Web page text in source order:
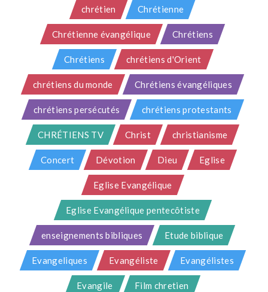
chrétien Chrétienne
Chrétienne évangélique Chrétiens
Chrétiens chrétiens d'Orient
chrétiens du monde Chrétiens évangéliques
chrétiens persécutés chrétiens protestants
CHRÉTIENS TV Christ christianisme
Concert Dévotion Dieu Eglise
Eglise Evangélique
Eglise Evangélique pentecôtiste
enseignements bibliques Etude biblique
Evangeliques Evangéliste Evangélistes
Evangile Film chretien